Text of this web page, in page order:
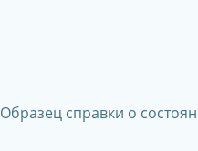
Образец справки о